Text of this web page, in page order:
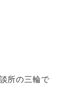
所の三輪で